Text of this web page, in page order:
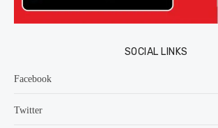
SOCIAL LINKS
Facebook
Twitter